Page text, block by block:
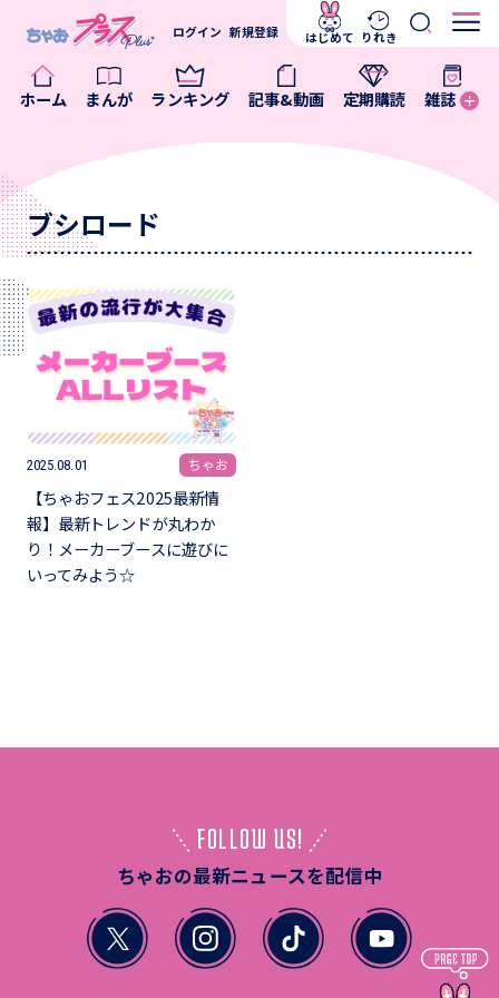
ホーム まんが ランキング 記事&動画 定期購読 雑誌
ログイン 新規登録 はじめて りれき
ブシロード
2025.08.01 ちゃお
【ちゃおフェス2025最新情
報】最新トレンドが丸わか
り！メーカーブースに遊びに
いってみよう☆
FOLLOW US!
ちゃおの最新ニュースを配信中